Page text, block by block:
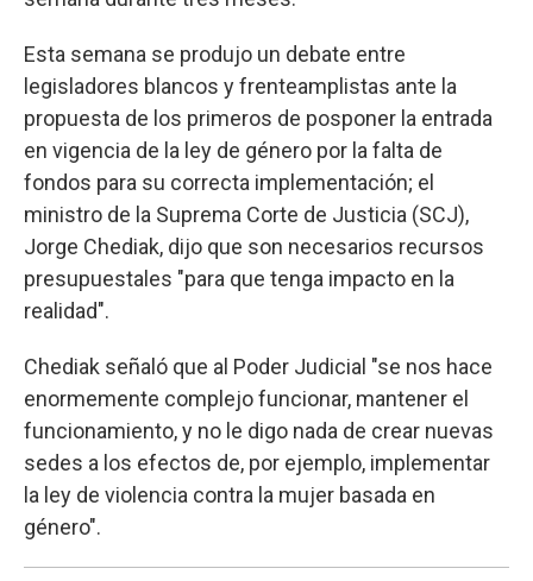
Esta semana se produjo un debate entre
legisladores blancos y frenteamplistas ante la
propuesta de los primeros de posponer la entrada
en vigencia de la ley de género por la falta de
fondos para su correcta implementación; el
ministro de la Suprema Corte de Justicia (SCJ),
Jorge Chediak, dijo que son necesarios recursos
presupuestales "para que tenga impacto en la
realidad".
Chediak señaló que al Poder Judicial "se nos hace
enormemente complejo funcionar, mantener el
funcionamiento, y no le digo nada de crear nuevas
sedes a los efectos de, por ejemplo, implementar
la ley de violencia contra la mujer basada en
género".